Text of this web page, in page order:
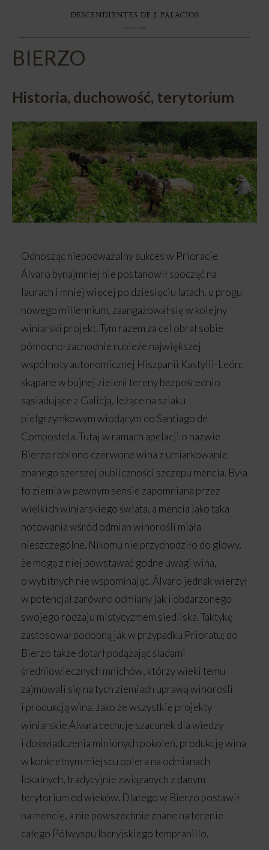
BIERZO
Historia, duchowość, terytorium
Odnosząc niepodważalny sukces w Prioracie
Álvaro bynajmniej nie postanowił spocząć na
laurach i mniej więcej po dziesięciu latach, u progu
nowego millennium, zaangażował się w kolejny
winiarski projekt. Tym razem za cel obrał sobie
północno-zachodnie rubieże największej
wspólnoty autonomicznej Hiszpanii Kastylii-León;
skąpane w bujnej zieleni tereny bezpośrednio
sąsiadujące z Galicją, leżące na szlaku
pielgrzymkowym wiodącym do Santiago de
Compostela. Tutaj w ramach apelacji o nazwie
Bierzo robiono czerwone wina z umiarkowanie
znanego szerszej publiczności szczepu mencía. Była
to ziemia w pewnym sensie zapomniana przez
wielkich winiarskiego świata, a mencía jako taka
notowania wśród odmian winorośli miała
nieszczególne. Nikomu nie przychodziło do głowy,
że mogą z niej powstawać godne uwagi wina,
o wybitnych nie wspominając. Álvaro jednak wierzył
w potencjał zarówno odmiany jak i obdarzonego
swojego rodzaju mistycyzmem siedliska. Taktykę
zastosował podobną jak w przypadku Prioratu; do
Bierzo także dotarł podążając śladami
średniowiecznych mnichów, którzy wieki temu
zajmowali się na tych ziemiach uprawą winorośli
i produkcją wina. Jako że wszystkie projekty
winiarskie Álvara cechuje szacunek dla wiedzy
i doświadczenia minionych pokoleń, produkcję wina
w konkretnym miejscu opiera na odmianach
lokalnych, tradycyjnie związanych z danym
terytorium od wieków. Dlatego w Bierzo postawił
na mencíę, a nie powszechnie znane na terenie
całego Półwyspu Iberyjskiego tempranillo.